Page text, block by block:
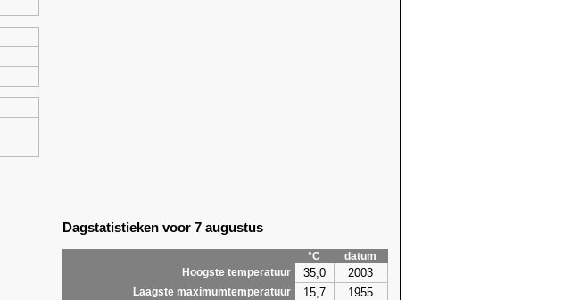
Dagstatistieken voor 7 augustus
°C
datum
Hoogste temperatuur
35,0 2003
Laagste maximumtemperatuur 15,7 1955